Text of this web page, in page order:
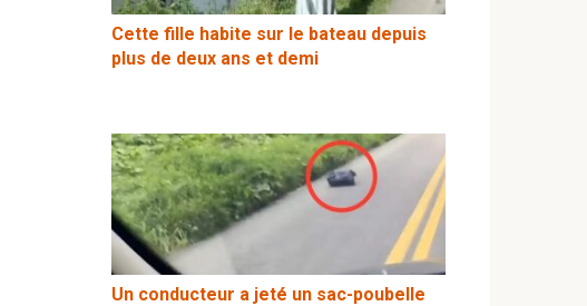
Cette fille habite sur le bateau depuis
plus de deux ans et demi
Un conducteur a jeté un sac-poubelle